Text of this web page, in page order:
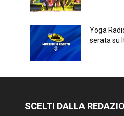
Yoga
serata su
SCELTI DALLA